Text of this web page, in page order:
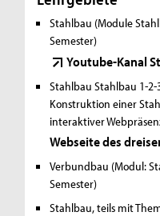
Stahlbau (Module
Semester)
Youtube-Kanal
Stahlbau Stahlbau 1-
Konstruktion einer
interaktiver
Webseite des
Verbundbau (Modul:
Semester)
Stahlbau, teils mit